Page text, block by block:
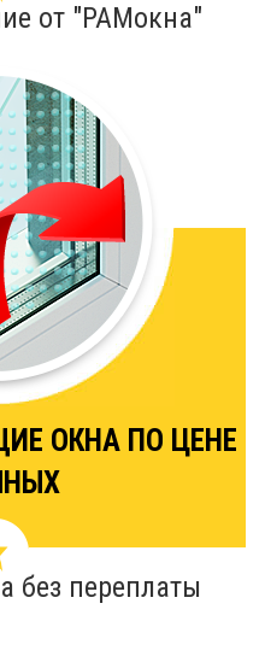
от "РАМокна"
ОКНА ПО ЦЕНЕ
без переплаты